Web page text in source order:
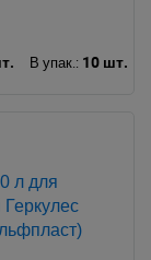
В упак.: 10 шт.
л для